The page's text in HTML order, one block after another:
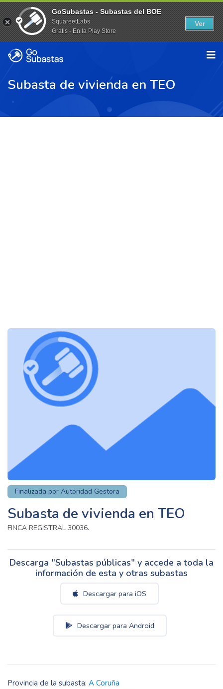
Subasta de vivienda en TEO
Finalizada por Autoridad Gestora
Subasta de vivienda en TEO
FINCA REGISTRAL 30036.
Descarga "Subastas públicas" y accede a toda la
información de esta y otras subastas
Descargar para iOS
Descargar para Android
Provincia de la subasta: A Coruña
GoSubastas - Subastas del BOE
SquareetLabs
Gratis - En la Play Store
Ver